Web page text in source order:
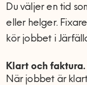
Du väljer en tid
eller helger.
kör jobbet i
Klart och faktura.
När jobbet är